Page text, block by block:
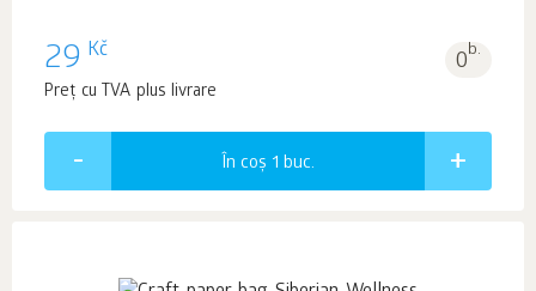
29 Kč 0b.
Preț cu TVA plus livrare
În coș 1 buc.